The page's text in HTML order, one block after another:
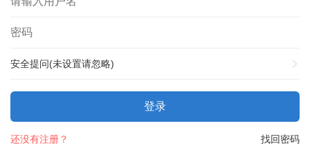
安全提问(未设置请忽略)
登录
找回密码
还没有注册？